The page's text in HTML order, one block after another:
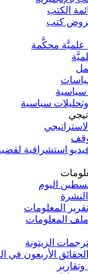
الكتب
كتب
محكَّمة
سياسية
سياسية
استشرافية لقضية
اليوم
المعلومات
المعلومات
الزيتونة
الأربعون في